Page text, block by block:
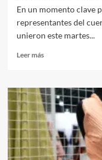
En un momento clave
representantes del
unieron este martes...
Leer másLeer
Cuerpo
diplomático
respalda
compromiso
por
un
proceso